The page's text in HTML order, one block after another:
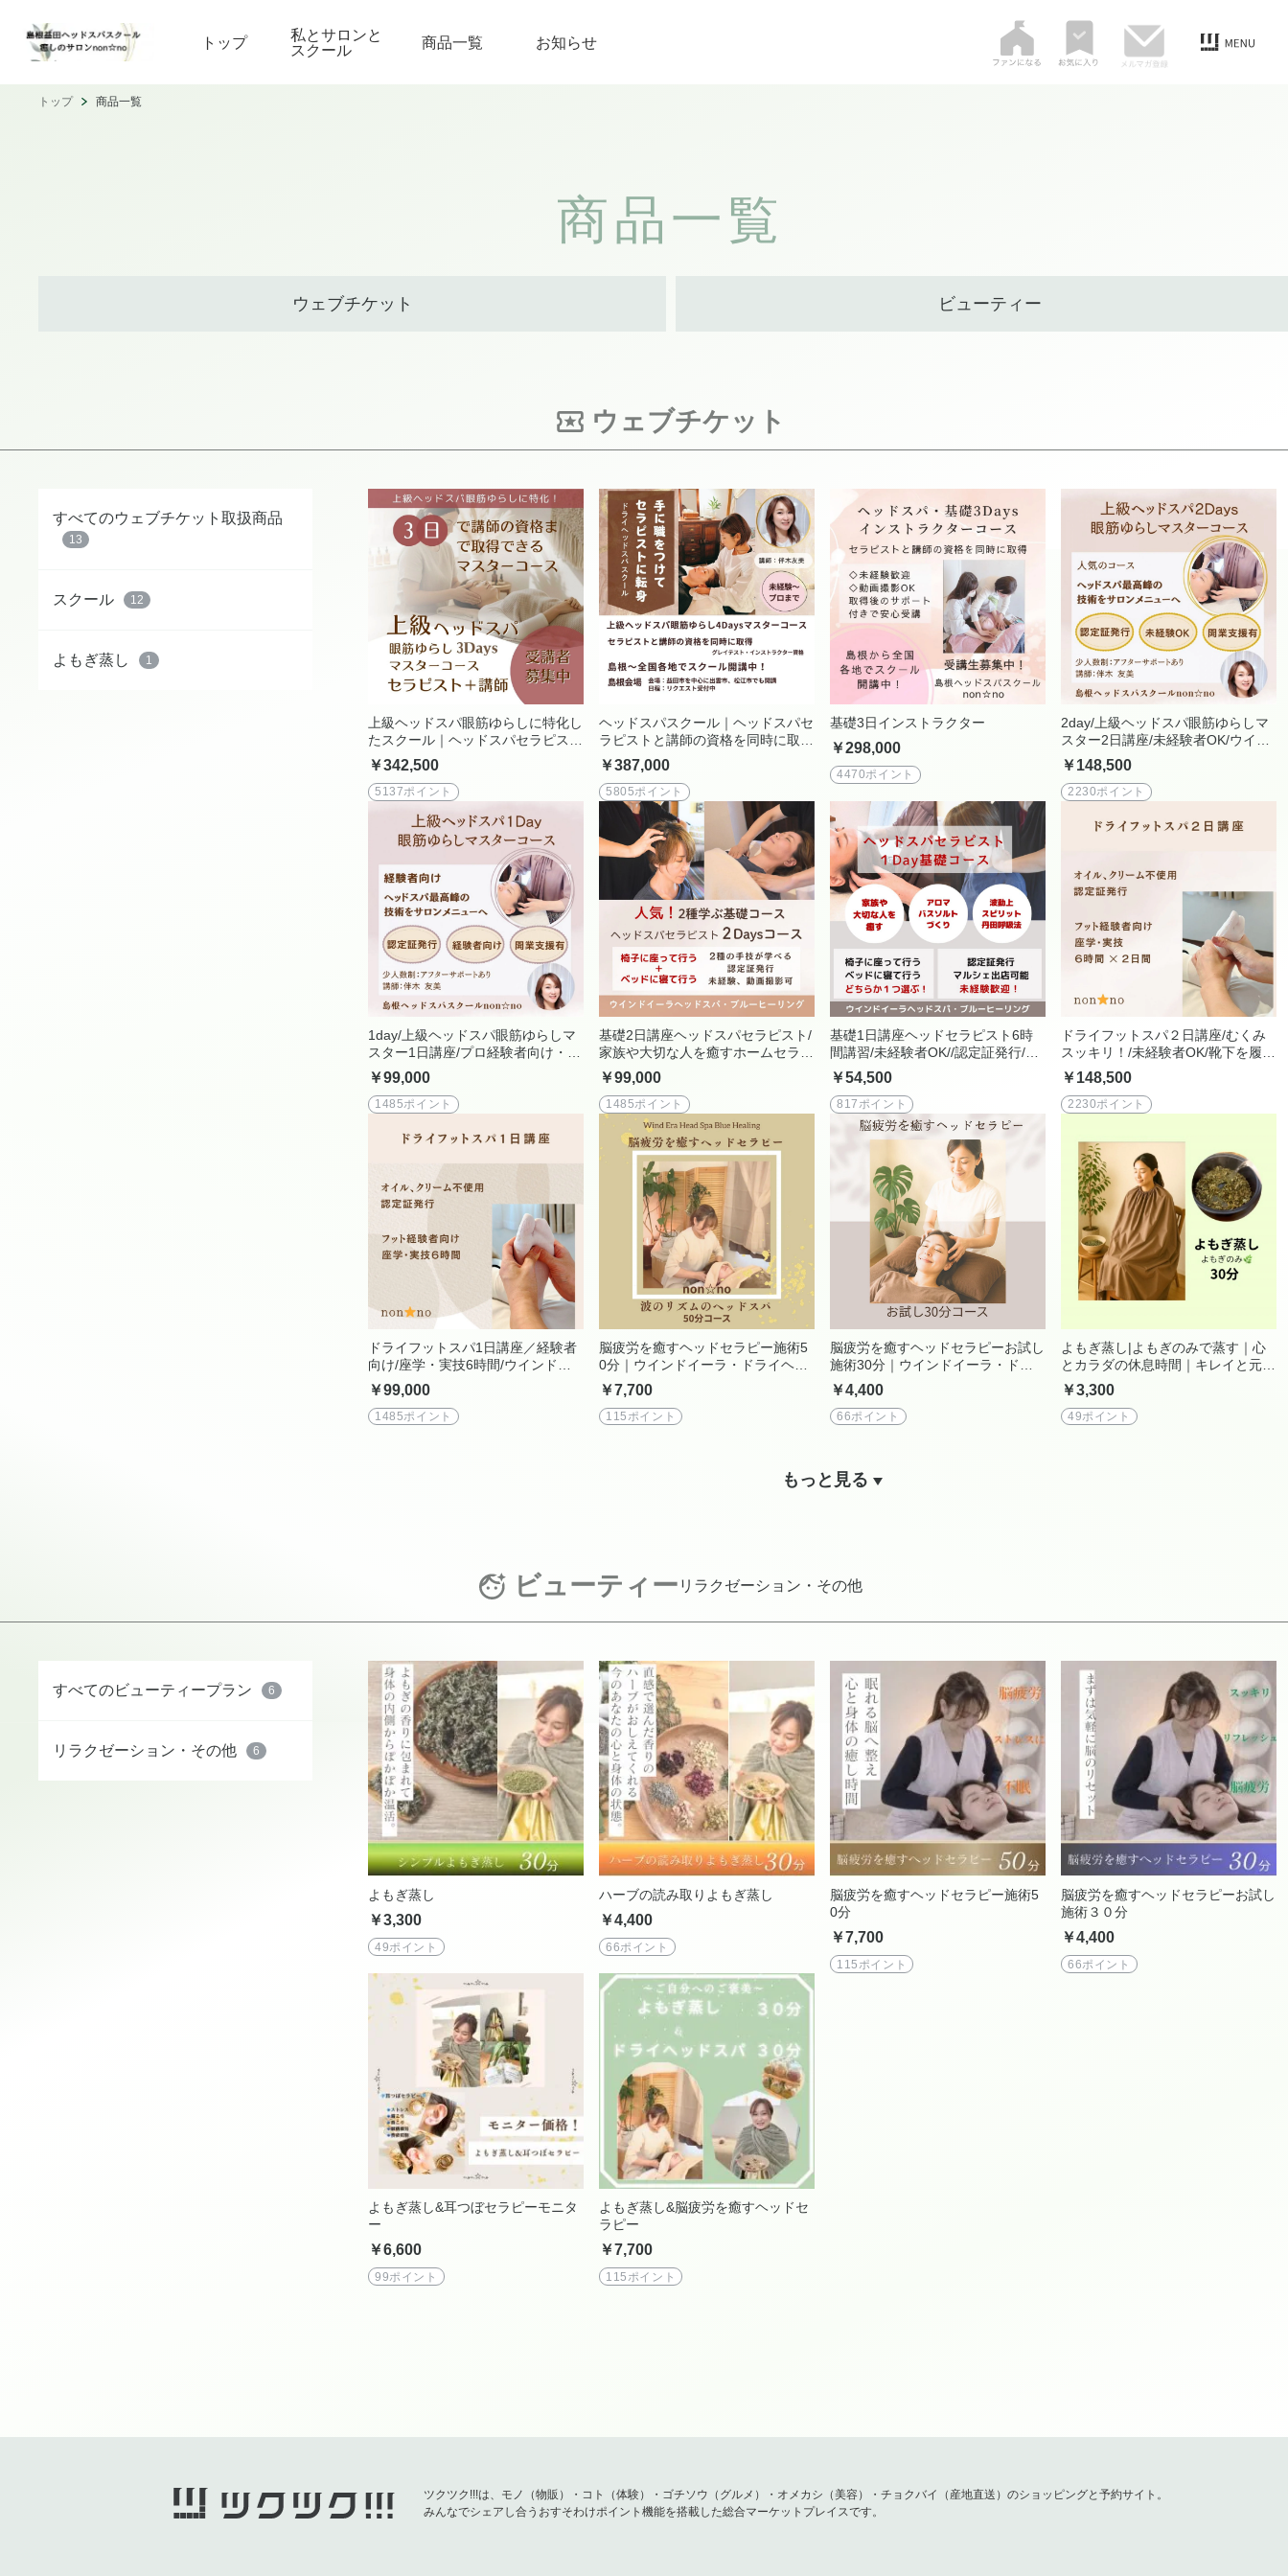
トップ 私とサロンと
スクール 商品一覧 お知らせ
トップ 商品一覧
商品一覧
ウェブチケット ビューティー
ウェブチケット
すべてのウェブチケット取扱商品
13
スクール 12
よもぎ蒸し 1
上級ヘッドスパ眼筋ゆらしに特化し
たスクール｜ヘッドスパセラピスト
と講師の資格を同時に取得｜ウイン
ドイーラマスターコース・インスト
ラクター3Daysコース｜講師の資格
性の自立＆サロン経営サポート
￥342,500
5137ポイント
ヘッドスパスクール｜ヘッドスパセ
ラピストと講師の資格を同時に取得
｜ウインドイーラグレイテスト・イ
ンストラクター4Daysコース｜最上
級ヘッドスパ講師の資格を取ってサ
ロン＆スクール開業｜女性の自立＆
サロン経営サポート
￥387,000
5805ポイント
基礎3日インストラクター
￥298,000
4470ポイント
2day/上級ヘッドスパ眼筋ゆらしマ
スター2日講座/未経験者OK/ウイン
ドイーラ最上級手技/座学・実技12
時間/実技メイン講習
￥148,500
2230ポイント
1day/上級ヘッドスパ眼筋ゆらしマ
スター1日講座/プロ経験者向け・ウ
インドイーラ最上級の手技/1日講
座・6時間・ベッド施術スタイル/サ
ロンのスペシャルメニュー導入に
￥99,000
1485ポイント
基礎2日講座ヘッドスパセラピスト/
家族や大切な人を癒すホームセラピ
ストへ｜未経験OK｜ベッド＆椅子
に座って行う手技両方を学ぶ
￥99,000
1485ポイント
基礎1日講座ヘッドセラピスト6時
間講習/未経験者OK//認定証発行/ご
家族や大切な方へ/介護や看護に
￥54,500
817ポイント
ドライフットスパ２日講座/むくみ
スッキリ！/未経験者OK/靴下を履い
たままOK/座学・実技12時間/ウイ
ンドイーラフットリフレクソロジー
￥148,500
2230ポイント
ドライフットスパ1日講座／経験者
向け/座学・実技6時間/ウインドイ
ーラフットリフレクソロジー
￥99,000
1485ポイント
脳疲労を癒すヘッドセラピー施術5
0分｜ウインドイーラ・ドライヘッ
ドスパ・ブルーヒーリング
￥7,700
115ポイント
脳疲労を癒すヘッドセラピーお試し
施術30分｜ウインドイーラ・ドラ
イヘッドスパ・ブルーヒーリング
￥4,400
66ポイント
よもぎ蒸し|よもぎのみで蒸す｜心
とカラダの休息時間｜キレイと元気
のメンテナンス
￥3,300
49ポイント
もっと見る
ビューティー リラクゼーション・その他
すべてのビューティープラン 6
リラクゼーション・その他 6
よもぎ蒸し
￥3,300
49ポイント
ハーブの読み取りよもぎ蒸し
￥4,400
66ポイント
脳疲労を癒すヘッドセラピー施術5
0分
￥7,700
115ポイント
脳疲労を癒すヘッドセラピーお試し
施術３０分
￥4,400
66ポイント
よもぎ蒸し&耳つぼセラピーモニタ
ー
￥6,600
99ポイント
よもぎ蒸し&脳疲労を癒すヘッドセ
ラピー
￥7,700
115ポイント
ツクツク!!!は、モノ（物販）・コト（体験）・ゴチソウ（グルメ）・オメカシ（美容）・チョクバイ（産地直送）のショッピングと予約サイト。
みんなでシェアし合うおすそわけポイント機能を搭載した総合マーケットプレイスです。